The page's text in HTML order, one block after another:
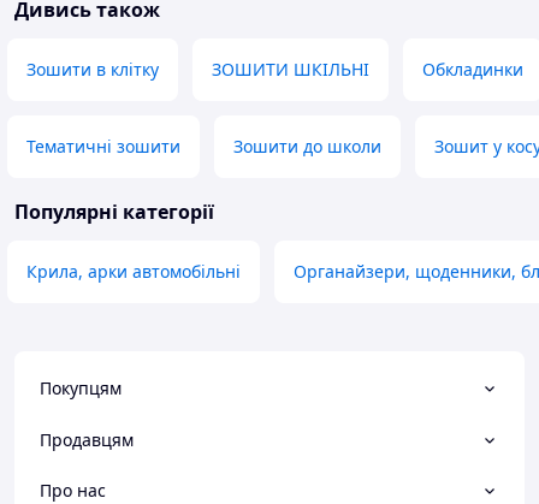
Дивись також
Зошити в клітку ЗОШИТИ ШКІЛЬНІ Обкладинки
Тематичні зошити Зошити до школи Зошит у
Популярні категорії
Крила, арки автомобільні Органайзери, щоденники,
Покупцям
Продавцям
Про нас